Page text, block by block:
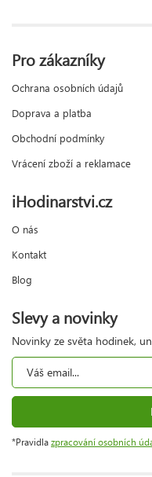
Pro zákazníky
Ochrana osobních údajů
Doprava a platba
Obchodní podmínky
Vrácení zboží a reklamace
iHodinarstvi.cz
O nás
Kontakt
Blog
Slevy a novinky
Novinky ze světa hodinek,
*Pravidla zpracování osobních